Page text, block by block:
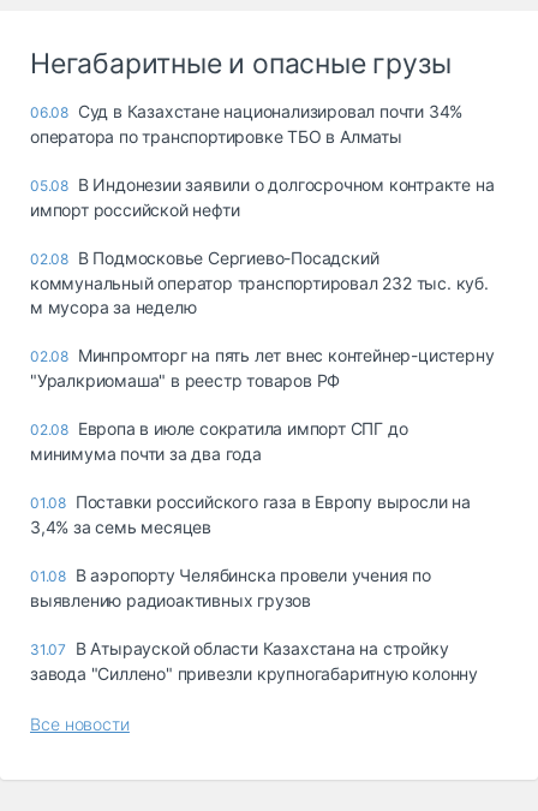
Негабаритные и опасные грузы
06.08 Суд в Казахстане национализировал почти 34%
оператора по транспортировке ТБО в Алматы
05.08 В Индонезии заявили о долгосрочном контракте на
импорт российской нефти
02.08 В Подмосковье Сергиево-Посадский
коммунальный оператор транспортировал 232 тыс. куб.
м мусора за неделю
02.08 Минпромторг на пять лет внес контейнер-цистерну
"Уралкриомаша" в реестр товаров РФ
02.08 Европа в июле сократила импорт СПГ до
минимума почти за два года
01.08 Поставки российского газа в Европу выросли на
3,4% за семь месяцев
01.08 В аэропорту Челябинска провели учения по
выявлению радиоактивных грузов
31.07
В Атырауской области Казахстана на стройку
завода "Силлено" привезли крупногабаритную колонну
Все новости